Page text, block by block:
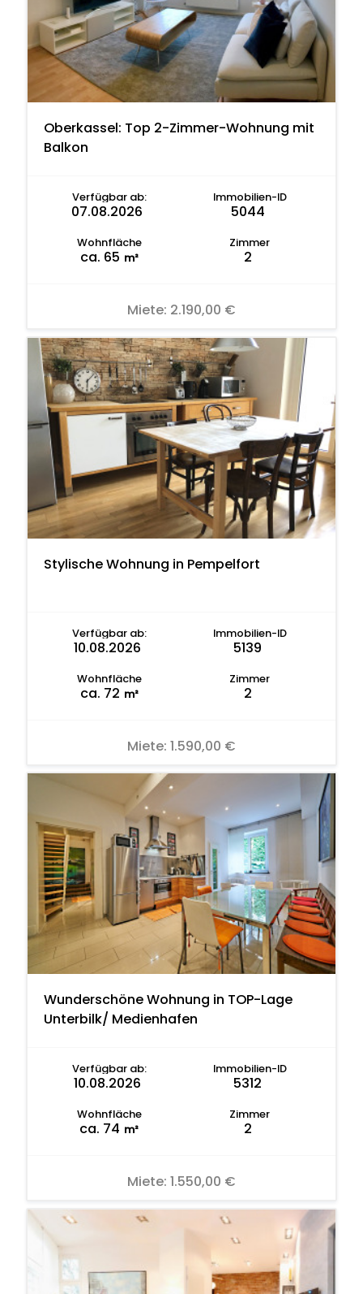
Oberkassel: Top 2-Zimmer-Wohnung mit
Balkon
Verfügbar ab:
07.08.2026
Immobilien-ID
5044
Wohnfläche
ca. 65 m²
Zimmer
2
Miete: 2.190,00 €
Stylische Wohnung in Pempelfort
Verfügbar ab:
10.08.2026
Immobilien-ID
5139
Wohnfläche
ca. 72 m²
Zimmer
2
Miete: 1.590,00 €
Wunderschöne Wohnung in TOP-Lage
Unterbilk/ Medienhafen
Verfügbar ab:
10.08.2026
Immobilien-ID
5312
Wohnfläche
ca. 74 m²
Zimmer
2
Miete: 1.550,00 €